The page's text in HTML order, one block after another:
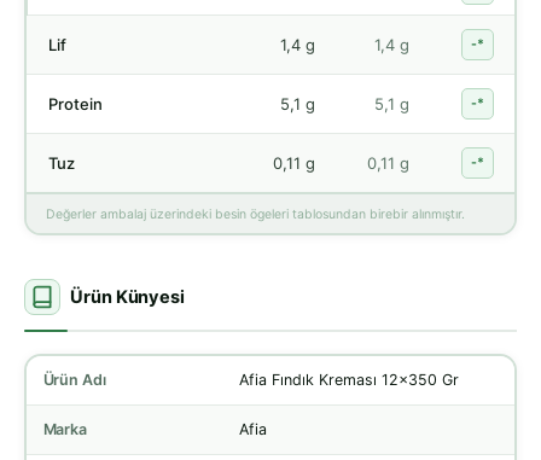
Lif 1,4 g 1,4 g -*
Protein 5,1 g 5,1 g -*
Tuz 0,11 g 0,11 g -*
Değerler ambalaj üzerindeki besin ögeleri tablosundan birebir alınmıştır.
Ürün Künyesi
Ürün Adı Afia Fındık Kreması 12x350 Gr
Marka Afia